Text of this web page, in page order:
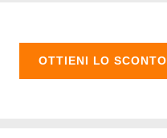
OTTIENI LO SCONTO